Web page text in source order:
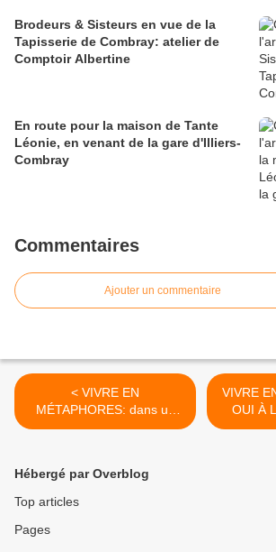
Brodeurs & Sisteurs en vue de la
Tapisserie de Combray: atelier de
Comptoir Albertine
En route pour la maison de Tante
Léonie, en venant de la gare d'Illiers-
Combray
Commentaires
Ajouter un commentaire
< VIVRE EN
MÉTAPHORES: dans un
mois, FÊTE DE LA
VIVRE
OUI À
NON
Hébergé par Overblog
Top articles
Pages